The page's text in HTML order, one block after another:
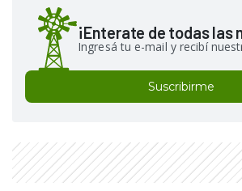
¡Enterate de todas las
Ingresá tu e-mail y recibí
Suscribirme